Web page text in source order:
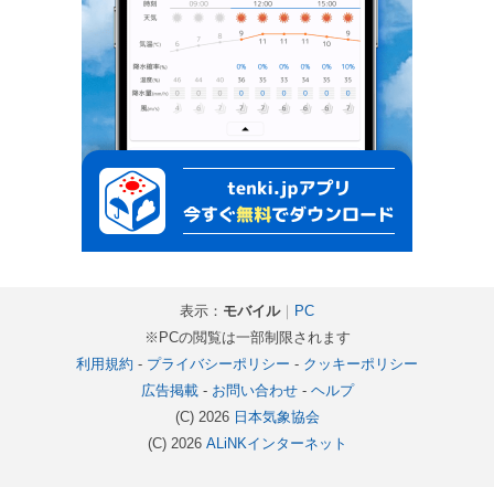
表示： モバイル｜ PC
※PCの閲覧は一部制限されます
利用規約 - プライバシーポリシー - クッキーポリシー
広告掲載- お問い合わせ- ヘルプ
(C) 2026 日本気象協会
(C) 2026 ALiNKインターネット